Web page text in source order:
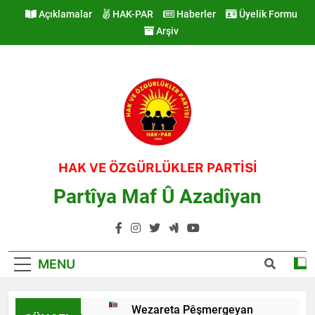
Açıklamalar HAK-PAR Haberler
Üyelik Formu
Arşiv
HAK VE ÖZGÜRLÜKLER PARTİSİ
Partîya Maf Û Azadîyan
MENU
Wezareta Pêşmergeyan